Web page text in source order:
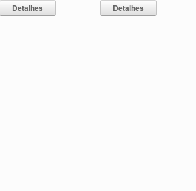
Detalhes Detalhes